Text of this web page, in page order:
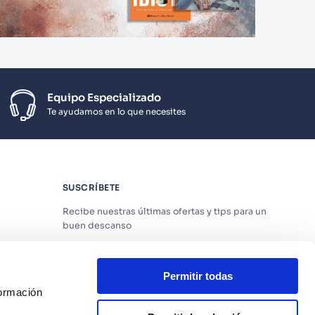
Permitir todas
Equipo Especializado
Te ayudamos en lo que necesites
SUSCRÍBETE
Recibe nuestras últimas ofertas y tips para un
buen descanso
Acepto losTérminos y CondicionesyPolítica